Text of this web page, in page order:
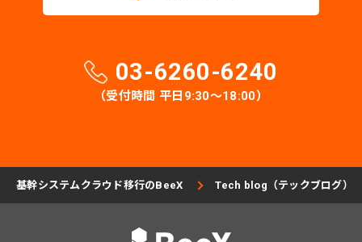
03-6260-6240
（受付時間 平日9:30〜18:00）
基幹システムクラウド移行のBeeX Tech blog（テックブログ）